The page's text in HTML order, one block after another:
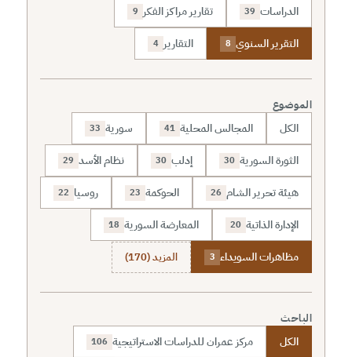
الدراسات 39 تقارير مراكز الفكر 9
التقرير السنوي 8 التقارير 4
الموضوع
الكل المجالس المحلية 41 سورية 33
الثورة السورية 30 إدلب 30 نظام الأسد 29
هيئة تحرير الشام 26 الحوكمة 23 روسيا 22
الإدارة الذاتية 20 المعارضة السورية 18
مظاهرات السويداء 3 المزيد (170)
الباحث
الكل مركز عمران للدراسات الاستراتيجية 106